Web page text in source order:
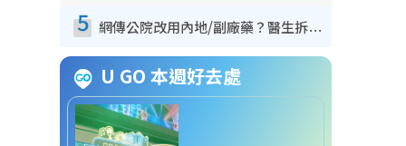
5 網傳公院改用內地/副廠藥？醫生拆解正副廠分別 揭4類人換藥隨時出事
U GO 本週好去處